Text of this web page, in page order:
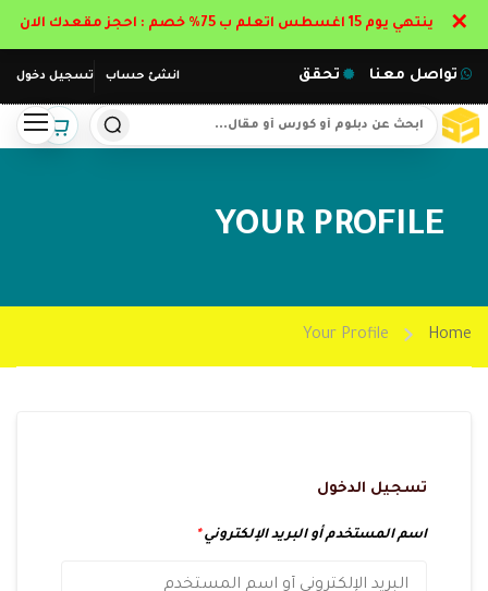
انشئ حساب تسجيل دخول تواصل معنا تحقق
YOUR PROFILE
Home
Your Profile
تسجيل الدخول
اسم المستخدم أو البريد الإلكتروني*
ينتهي يوم 15 اغسطس اتعلم ب 75% خصم : احجز مقعدك الان ✕